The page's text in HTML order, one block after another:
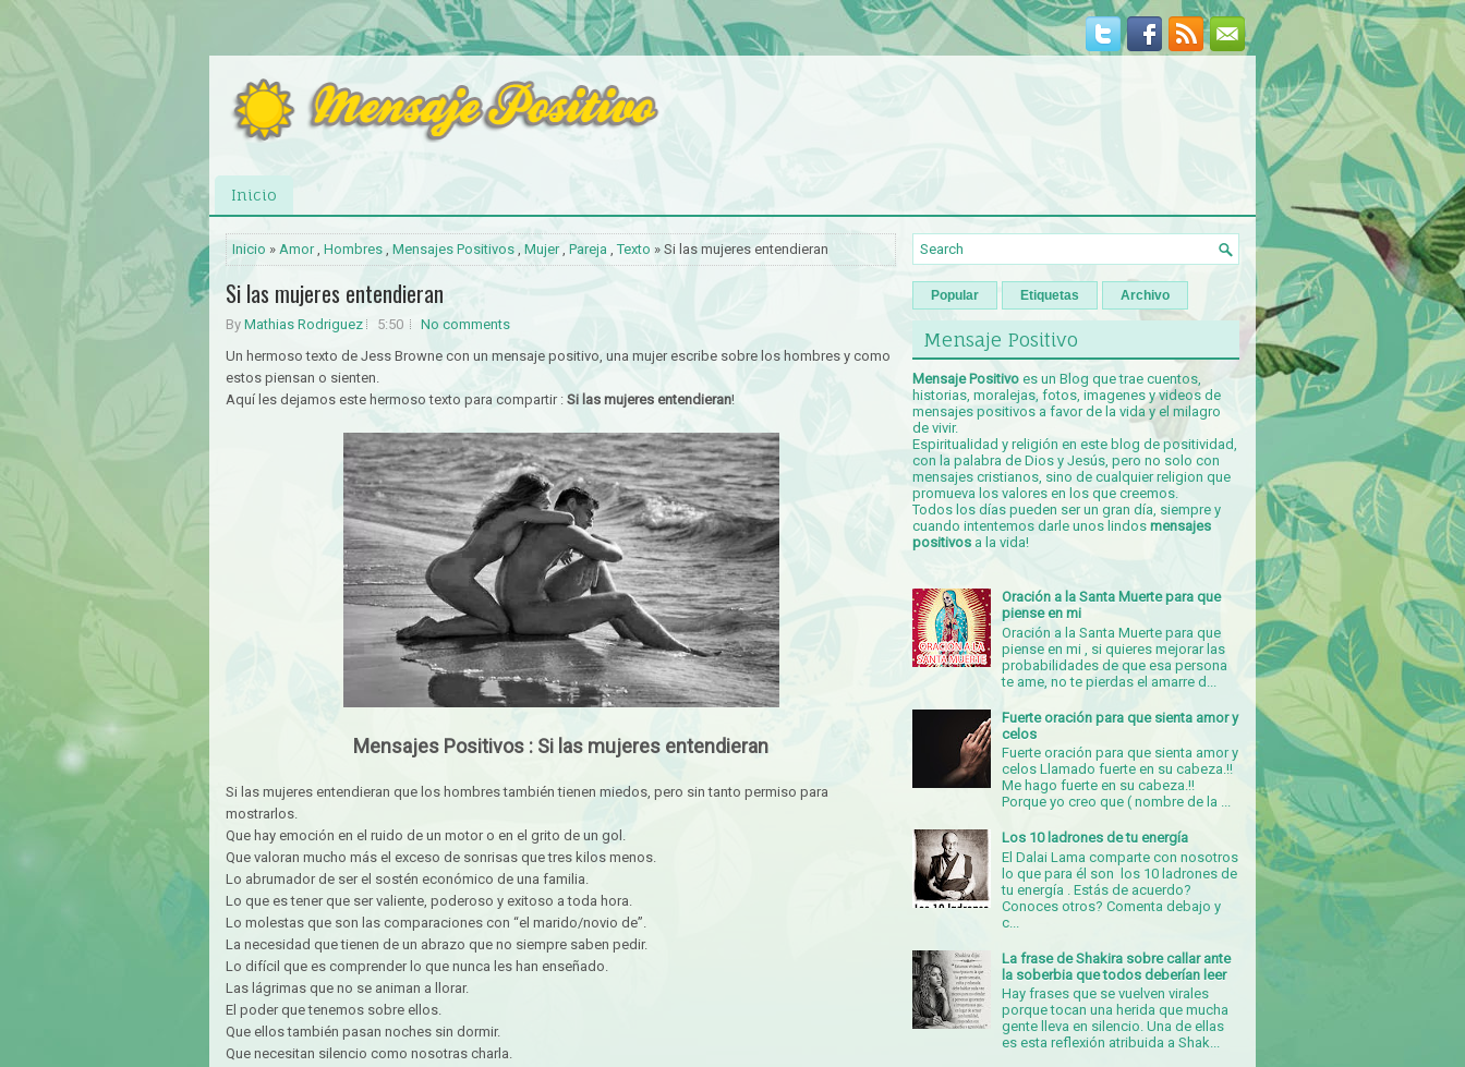
Inicio
Inicio » Amor, Hombres , Mensajes Positivos , Mujer, Pareja ,Texto » Si las mujeres entendieran
Si las mujeres entendieran
By Mathias Rodriguez 5:50
No comments
Un hermoso texto de Jess Browne con un mensaje positivo, una mujer escribe sobre los hombres y como
estos piensan o sienten.
Aquí les dejamos este hermoso texto para compartir : Si las mujeres entendieran!
Mensajes Positivos : Si las mujeres entendieran
Si las mujeres entendieran que los hombres también tienen miedos, pero sin tanto permiso para
mostrarlos.
Que hay emoción en el ruido de un motor o en el grito de un gol.
Que valoran mucho más el exceso de sonrisas que tres kilos menos.
Lo abrumador de ser el sostén económico de una familia.
Lo que es tener que ser valiente, poderoso y exitoso a toda hora.
Lo molestas que son las comparaciones con “el marido/novio de”.
La necesidad que tienen de un abrazo que no siempre saben pedir.
Lo difícil que es comprender lo que nunca les han enseñado.
Las lágrimas que no se animan a llorar.
El poder que tenemos sobre ellos.
Que ellos también pasan noches sin dormir.
Que necesitan silencio como nosotras charla.
Popular Etiquetas Archivo
Mensaje Positivo
Mensaje Positivo es un Blog que trae cuentos,
historias, moralejas, fotos, imagenes y videos de
mensajes positivos a favor de la vida y el milagro
de vivir.
Espiritualidad y religión en este blog de positividad,
con la palabra de Dios y Jesús, pero no solo con
mensajes cristianos, sino de cualquier religion que
promueva los valores en los que creemos.
Todos los días pueden ser un gran día, siempre y
cuando intentemos darle unos lindos mensajes
positivos a la vida!
Oración a la Santa Muerte para que
piense en mi
Oración a la Santa Muerte para que
piense en mi , si quieres mejorar las
probabilidades de que esa persona
te ame, no te pierdas el amarre d...
Fuerte oración para que sienta amor y
celos
Fuerte oración para que sienta amor y
celos Llamado fuerte en su cabeza.!!
Me hago fuerte en su cabeza.!!
Porque yo creo que ( nombre de la ...
Los 10 ladrones de tu energía
El Dalai Lama comparte con nosotros
lo que para él son los 10 ladrones de
tu energía . Estás de acuerdo?
Conoces otros? Comenta debajo y
c...
La frase de Shakira sobre callar ante
la soberbia que todos deberían leer
Hay frases que se vuelven virales
porque tocan una herida que mucha
gente lleva en silencio. Una de ellas
es esta reflexión atribuida a Shak...